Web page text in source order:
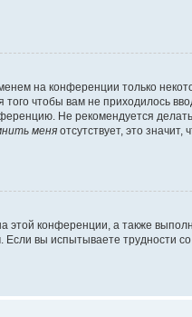
на конференции только
чтобы вам не приходилось
Не рекомендуется
меня отсутствует, это
конференции, а также
вы испытываете трудности